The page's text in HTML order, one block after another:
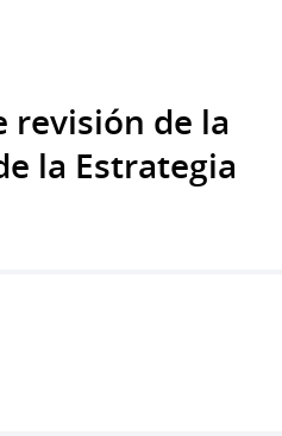
revisión de la
la Estrategia